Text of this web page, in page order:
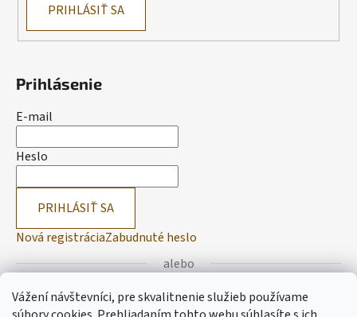
Vážení návštevníci, pre skvalitnenie služieb používame
PRIHLÁSIŤ SA
Prihlásenie
E-mail
Heslo
PRIHLÁSIŤ SA
Nová registráciaZabudnuté heslo
alebo
Prihlásiť sa cez Facebook